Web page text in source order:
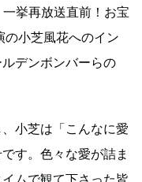
挙再放送直前！お宝
の小芝風花へのイン
デンボンバーらの
小芝は「こんなに愛
す。色々な愛が詰ま